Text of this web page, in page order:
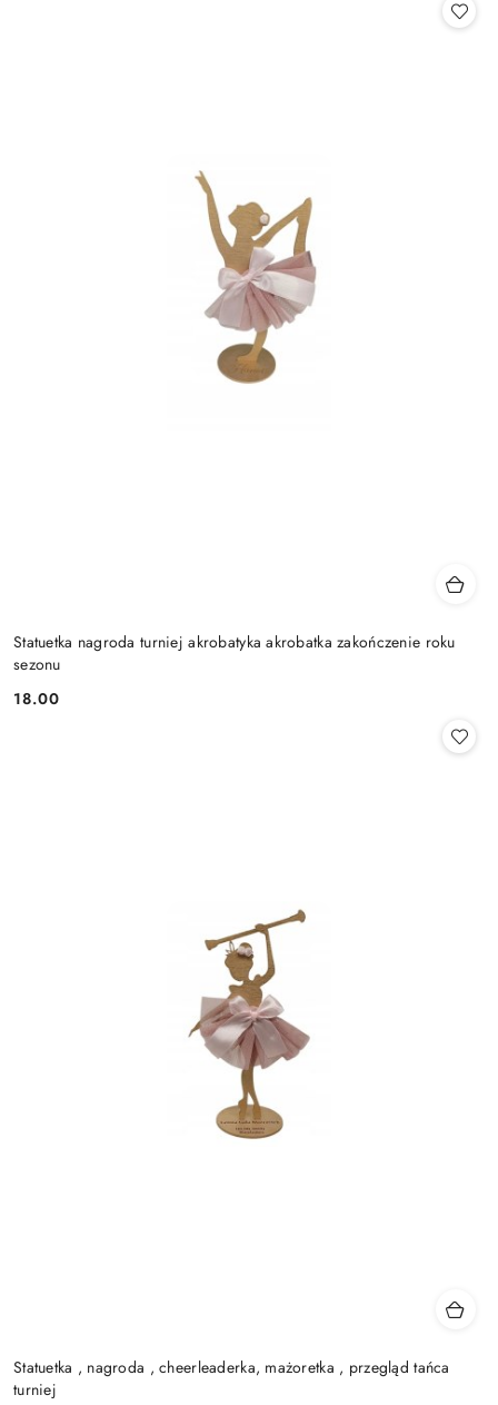
Statuetka nagroda turniej akrobatyka akrobatka zakończenie roku
sezonu
Cena:
18.00
Statuetka , nagroda , cheerleaderka, mażoretka , przegląd tańca
turniej